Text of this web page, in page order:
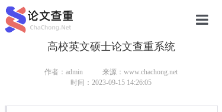
高校英文硕士论文查重系统
作者：admin
来源：www.chachong.net
时间：2023-09-15 14:26:05